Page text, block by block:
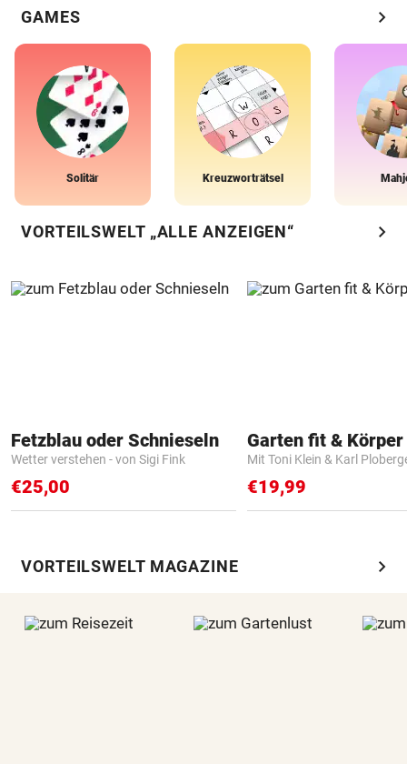
GAMES chevron_right
Solitär Kreuzworträtsel
VORTEILSWELT „ALLE ANZEIGEN“ chevron_right
Fetzblau oder Schnieseln
Wetter verstehen - von Sigi Fink
€25,00
Garten fit &
Mit Toni Klein & Karl
€19,99
VORTEILSWELT MAGAZINE chevron_right